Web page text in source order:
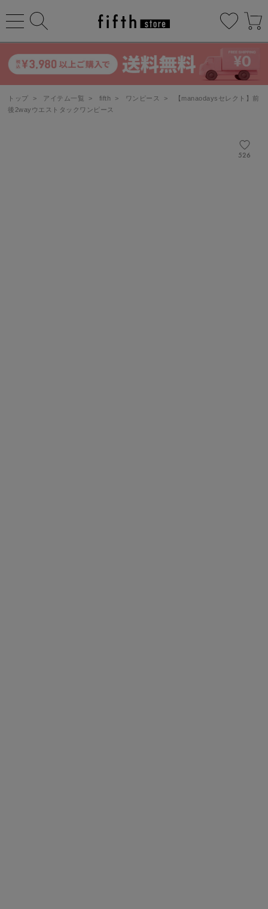
トップ > アイテム一覧 > fifth > ワンピース >
【manaodaysセレクト】前
後2wayウエストタックワンピース
526